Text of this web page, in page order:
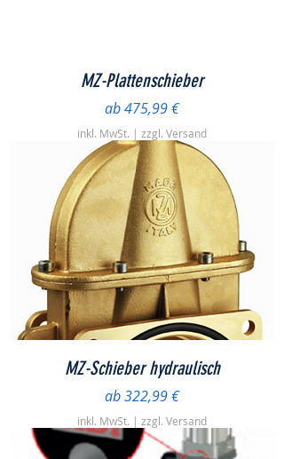
MZ-Plattenschieber
ab475,99 €
Sale-Preis
inkl. MwSt. | zzgl. Versand
MZ-Schieber hydraulisch
ab322,99 €
Sale-Preis
inkl. MwSt. | zzgl. Versand